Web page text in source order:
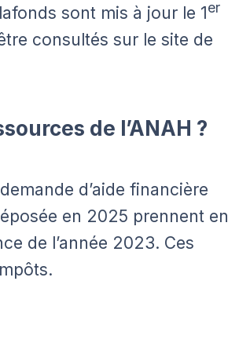
sont mis à jour le 1er
consultés sur le site de
de l’ANAH ?
d’aide financière
en 2025 prennent en
de l’année 2023. Ces